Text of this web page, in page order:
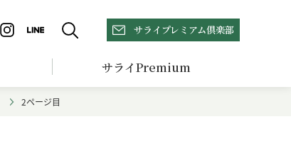
サライプレミアム倶楽部
サライPremium
2ページ目